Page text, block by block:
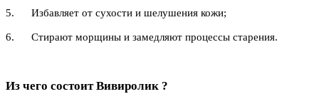
5. Избавляет от сухости и шелушения кожи;
6. Стирают морщины и замедляют процессы старения.
Из чего состоит Вивиролик ?